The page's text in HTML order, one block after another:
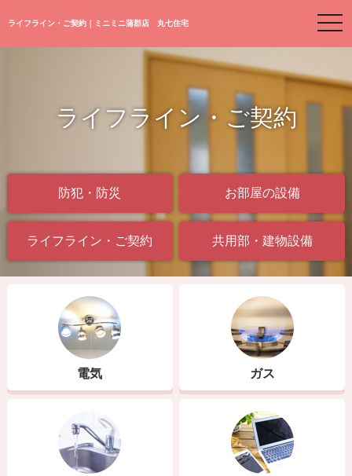
ライフライン・ご契約｜ミニミニ蒲郡店 丸七住宅
ライフライン・ご契約
防犯・防災 お部屋の設備
ライフライン・ご契約 共用部・建物設備
電気 ガス